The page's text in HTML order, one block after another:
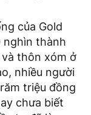
của Gold
nghìn thành
thôn xóm ở
nhiều người
triệu đồng
chưa biết